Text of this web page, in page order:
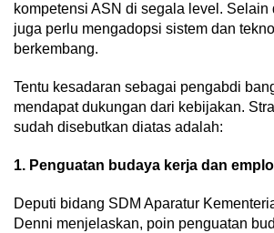
kompetensi ASN di segala level. Selain
juga perlu mengadopsi sistem dan
berkembang.
Tentu kesadaran sebagai pengabdi
mendapat dukungan dari kebijakan.
sudah disebutkan diatas adalah:
1. Penguatan budaya kerja dan
Deputi bidang SDM Aparatur
Denni menjelaskan, poin penguatan